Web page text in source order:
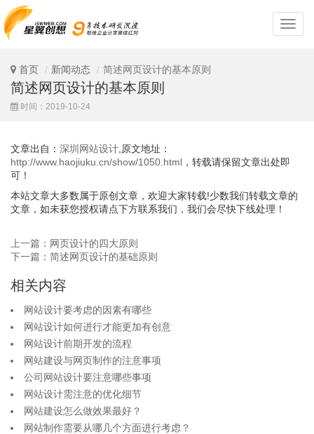
深
圳
首页 新闻动态 简述网页设计的基本原则
简述网页设计的基本原则
时间：2019-10-24
文章出自： 深圳网站设计 ,原文地址：
http://www.haojiuku.cn/show/1050.html ，转载请保留文章出处即
可！
本站文章大多数属于原创文章，欢迎大家转载!少数我们转载文章的
文章，如未获您授权请点下方联系我们，我们会尽快下线处理！
上一篇：网页设计的四大原则
下一篇：简述网页设计的基础原则
相关内容
网站设计要考虑的因素有哪些
网站设计如何进行才能更加有创意
网站设计前期开发的流程
网站建设与网页制作的注意事项
公司网站设计要注意哪些事项
网站设计需注意的优化细节
网站建设怎么做效果最好？
网站制作需要从哪几个方面进行考虑？